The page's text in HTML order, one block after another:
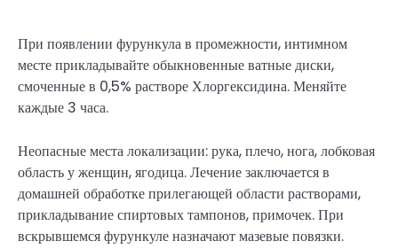
При появлении фурункула в промежности, интимном
месте прикладывайте обыкновенные ватные диски,
смоченные в 0,5% растворе Хлоргексидина. Меняйте
каждые 3 часа.
Неопасные места локализации: рука, плечо, нога, лобковая
область у женщин, ягодица. Лечение заключается в
домашней обработке прилегающей области растворами,
прикладывание спиртовых тампонов, примочек. При
вскрывшемся фурункуле назначают мазевые повязки.